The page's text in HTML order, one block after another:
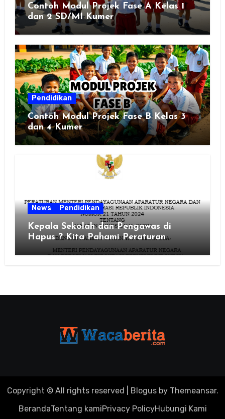
Contoh Modul Projek Fase A Kelas 1
dan 2 SD/MI Kumer
Pendidikan
Contoh Modul Projek Fase B Kelas 3
dan 4 Kumer
News Pendidikan
Kepala Sekolah dan Pengawas di
Hapus ? Kita Pahami Peraturan
MenPAN RB Nomor 21 Tahun 2024
Copyright © All rights reserved Blogusby Themeansar.
BerandaTentang kamiPrivacy PolicyHubungi Kami